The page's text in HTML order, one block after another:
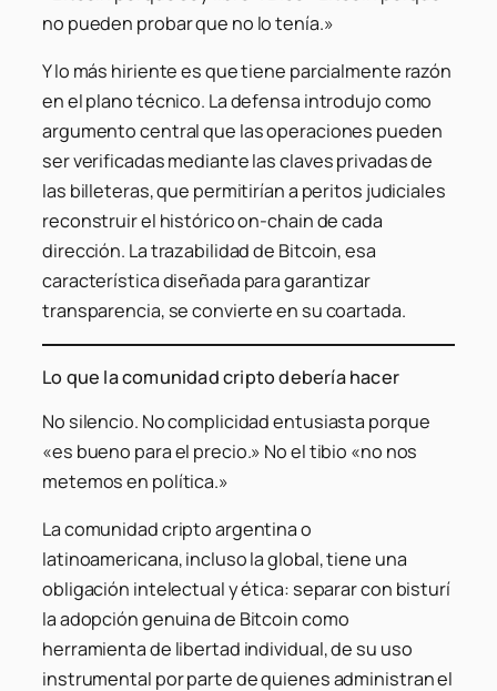
no pueden probar que no lo tenía.»
Y lo más hiriente es que tiene parcialmente razón
en el plano técnico. La defensa introdujo como
argumento central que las operaciones pueden
ser verificadas mediante las claves privadas de
las billeteras, que permitirían a peritos judiciales
reconstruir el histórico on-chain de cada
dirección. La trazabilidad de Bitcoin, esa
característica diseñada para garantizar
transparencia, se convierte en su coartada.
Lo que la comunidad cripto debería hacer
No silencio. No complicidad entusiasta porque
«es bueno para el precio.» No el tibio «no nos
metemos en política.»
La comunidad cripto argentina o
latinoamericana, incluso la global, tiene una
obligación intelectual y ética: separar con bisturí
la adopción genuina de Bitcoin como
herramienta de libertad individual, de su uso
instrumental por parte de quienes administran el